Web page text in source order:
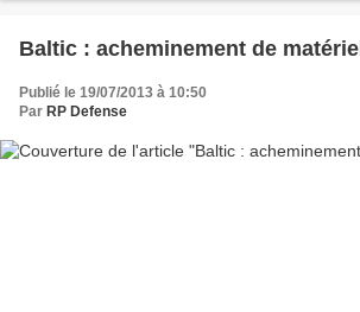
Baltic : acheminement de matériel
Publié le 19/07/2013 à 10:50
Par RP Defense